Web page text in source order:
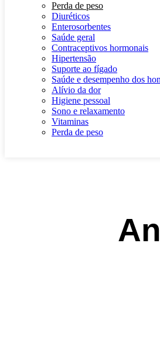
Perda de peso
Diuréticos
Enterosorbentes
Saúde geral
Contraceptivos hormonais
Hipertensão
Suporte ao fígado
Saúde e desempenho dos
Alívio da dor
Higiene pessoal
Sono e relaxamento
Vitaminas
Perda de peso